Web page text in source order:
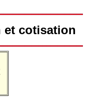
et cotisation